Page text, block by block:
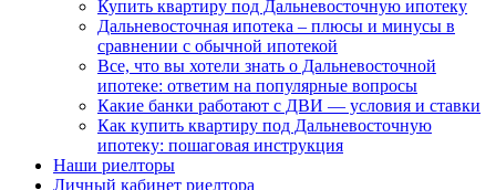
Купить квартиру под Дальневосточную ипотеку
Дальневосточная ипотека – плюсы и минусы в
сравнении с обычной ипотекой
Все, что вы хотели знать о Дальневосточной
ипотеке: ответим на популярные вопросы
Какие банки работают с ДВИ — условия и ставки
Как купить квартиру под Дальневосточную
ипотеку: пошаговая инструкция
Наши риелторы
Личный кабинет риелтора